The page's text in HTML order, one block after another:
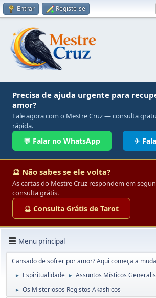
Entrar Registe-se
Precisa de ajuda urgente para
amor?
Fale agora com o Mestre Cruz — consulta
rápida.
💬 Falar no WhatsApp ✈
🔮 Não sabes se ele volta?
As cartas do Mestre Cruz respondem em
consulta grátis.
🔮 Consulta Grátis de Tarot
Menu principal
Cansado de sofrer por amor? Aqui começa a
► Espiritualidade ► Assuntos Místicos
► Os Misteriosos Registos Akashicos